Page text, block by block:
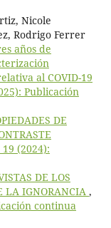
Nicole
Rodrigo Ferrer
años de
al COVID-19
Publicación
DE
(2024):
DE LOS
LA IGNORANCIA ,
continua